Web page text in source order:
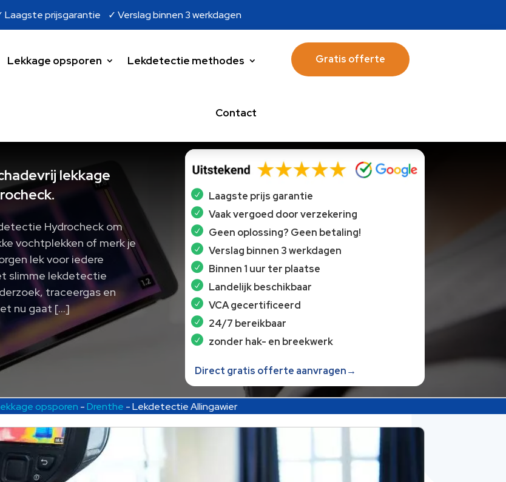
prijsgarantie ✓ Verslag binnen 3 werkdagen
Lekkage opsporen Lekdetectie methodes
Contact
Gratis offerte
lekkage
Hydrocheck om
vochtplekken of merk je
lek voor iedere
slimme lekdetectie
traceergas en
nu gaat […]
Laagste prijs garantie
Vaak vergoed door verzekering
Geen oplossing? Geen betaling!
Verslag binnen 3 werkdagen
Binnen 1 uur ter plaatse
Landelijk beschikbaar
VCA gecertificeerd
24/7 bereikbaar
zonder hak- en breekwerk
Direct gratis offerte aanvragen→
opsporen -Drenthe -Lekdetectie Allingawier